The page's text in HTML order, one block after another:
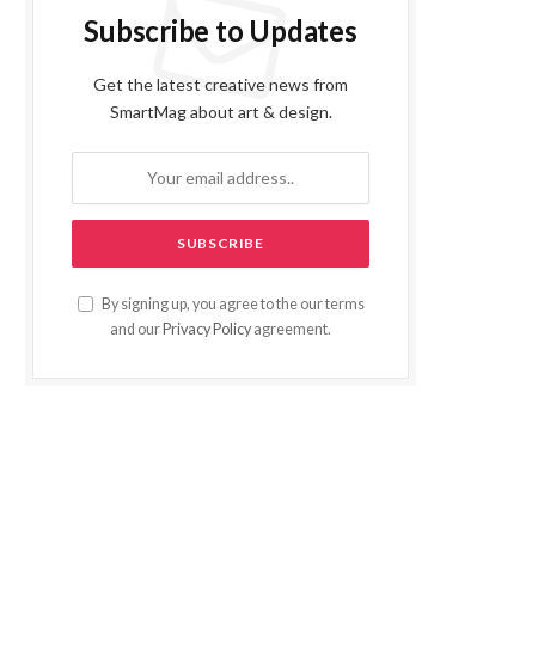
Subscribe to Updates
Get the latest creative news from
SmartMag about art & design.
By signing up, you agree to the our terms
and our Privacy Policy agreement.